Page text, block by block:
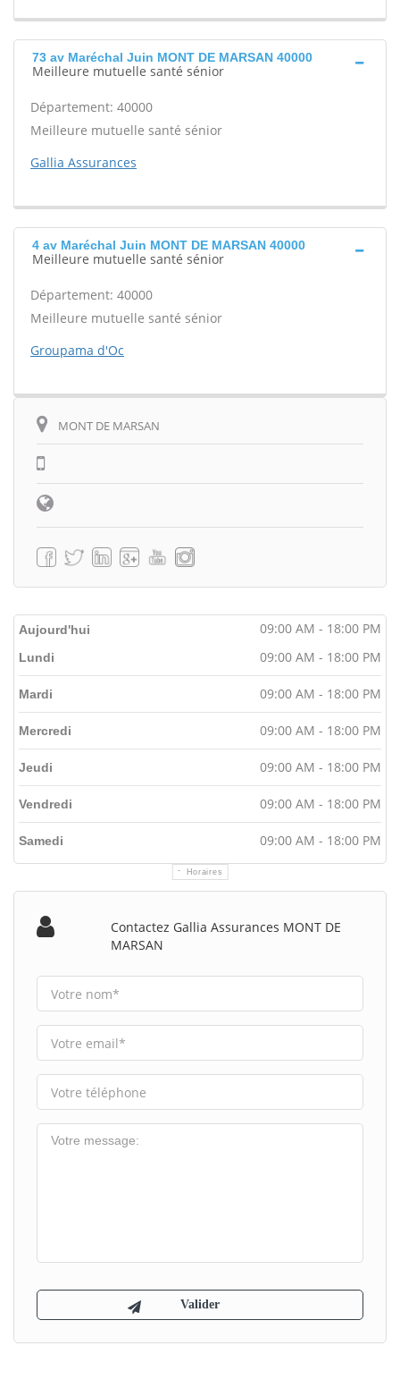
73 av Maréchal Juin MONT DE MARSAN 40000
Meilleure mutuelle santé sénior
Département: 40000
Meilleure mutuelle santé sénior
Gallia Assurances
4 av Maréchal Juin MONT DE MARSAN 40000
Meilleure mutuelle santé sénior
Département: 40000
Meilleure mutuelle santé sénior
Groupama d'Oc
MONT DE MARSAN
Aujourd'hui 09:00 AM - 18:00 PM
Horaires
Lundi 09:00 AM - 18:00 PM
Mardi 09:00 AM - 18:00 PM
Mercredi 09:00 AM - 18:00 PM
Jeudi 09:00 AM - 18:00 PM
Vendredi 09:00 AM - 18:00 PM
Samedi 09:00 AM - 18:00 PM
Contactez Gallia Assurances MONT DE
MARSAN